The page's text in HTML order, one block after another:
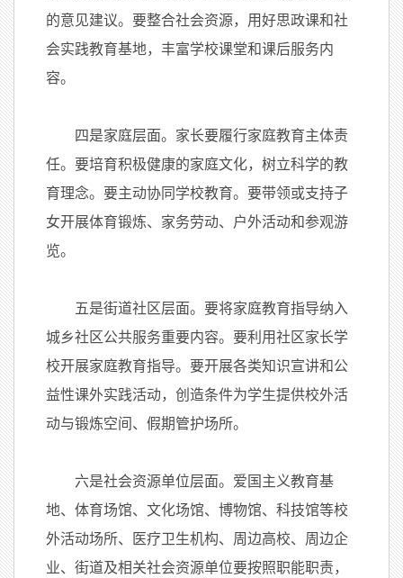
的意见建议。要整合社会资源，用好思政课和社
会实践教育基地，丰富学校课堂和课后服务内
容。
四是家庭层面。家长要履行家庭教育主体责
任。要培育积极健康的家庭文化，树立科学的教
育理念。要主动协同学校教育。要带领或支持子
女开展体育锻炼、家务劳动、户外活动和参观游
览。
五是街道社区层面。要将家庭教育指导纳入
城乡社区公共服务重要内容。要利用社区家长学
校开展家庭教育指导。要开展各类知识宣讲和公
益性课外实践活动，创造条件为学生提供校外活
动与锻炼空间、假期管护场所。
六是社会资源单位层面。爱国主义教育基
地、体育场馆、文化场馆、博物馆、科技馆等校
外活动场所、医疗卫生机构、周边高校、周边企
业、街道及相关社会资源单位要按照职能职责，